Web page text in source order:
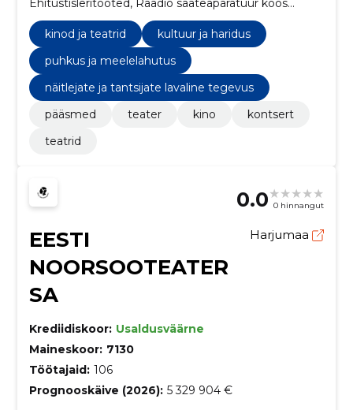
Ehitustisleritooted, Raadio saateaparatuur koos
vastuvõtuseadmega, Mitmesugused
tulekaitsetooted, Finantsaudititeenused, Lavade
ehitustööd, Finantsliisinguteenused, Sõidukipargi
haldamisteenused, kinod ja teatrid
kinod ja teatrid
kultuur ja haridus
puhkus ja meelelahutus
näitlejate ja tantsijate lavaline tegevus
pääsmed
teater kino
kontsert
teatrid
0.0 0 hinnangut
EESTI
NOORSOOTEATER
SA
Harjumaa
Krediidiskoor: Usaldusväärne
Maineskoor: 7130
Töötajaid: 106
Prognooskäive (2026): 5 329 904 €